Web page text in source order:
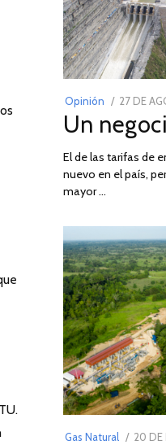
Opinión
POSTED
ON
27 DE
Un
El de las tarifas de
nuevo en el país,
mayor …
Gas Natural 20 DE